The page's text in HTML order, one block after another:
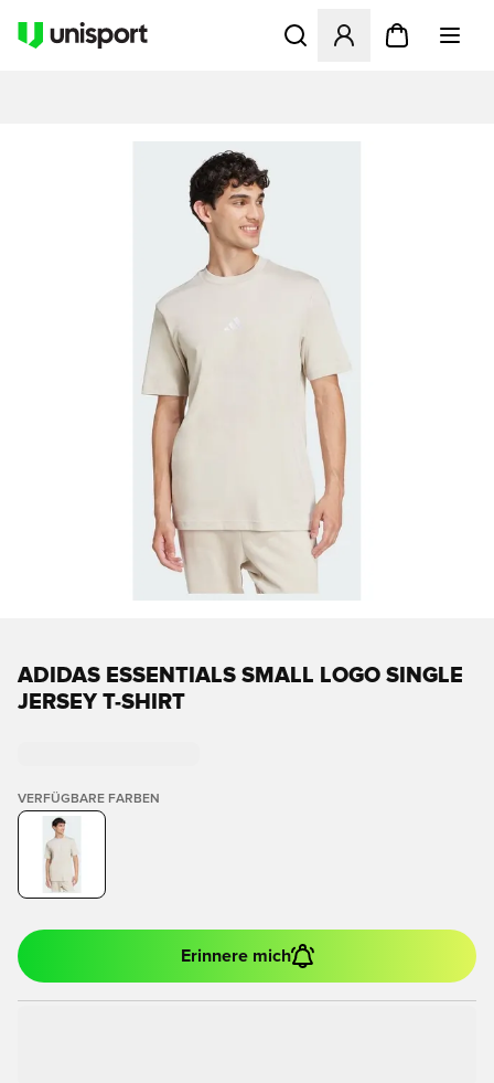
Öffnet ein Fenster zum
ADIDAS ESSENTIALS SMALL LOGO SINGLE
JERSEY T-SHIRT
VERFÜGBARE FARBEN
Erinnere mich